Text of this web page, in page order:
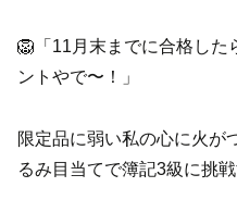
🦁「11月末までに合格した
ントやで〜！」
限定品に弱い私の心に火が
るみ目当てで簿記3級に挑